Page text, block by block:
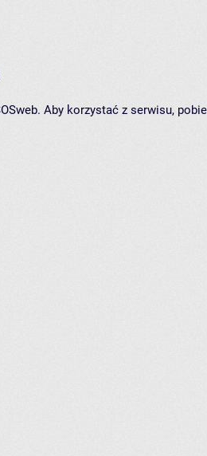
Aby korzystać z serwisu,